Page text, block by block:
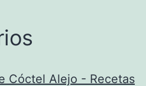
Cóctel Alejo - Recetas